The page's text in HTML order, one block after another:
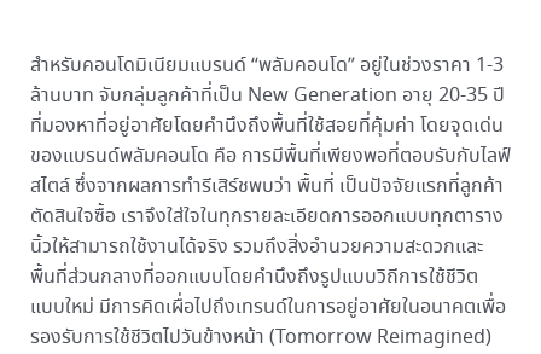
สำหรับคอนโดมิเนียมแบรนด์ “พลัมคอนโด” อยู่ในช่วงราคา 1-3
ล้านบาท จับกลุ่มลูกค้าที่เป็น New Generation อายุ 20-35 ปี
ที่มองหาที่อยู่อาศัยโดยคำนึงถึงพื้นที่ใช้สอยที่คุ้มค่า โดยจุดเด่น
ของแบรนด์พลัมคอนโด คือ การมีพื้นที่เพียงพอที่ตอบรับกับไลฟ์
สไตล์ ซึ่งจากผลการทำรีเสิร์ชพบว่า พื้นที่ เป็นปัจจัยแรกที่ลูกค้า
ตัดสินใจซื้อ เราจึงใส่ใจในทุกรายละเอียดการออกแบบทุกตาราง
นิ้วให้สามารถใช้งานได้จริง รวมถึงสิ่งอำนวยความสะดวกและ
พื้นที่ส่วนกลางที่ออกแบบโดยคำนึงถึงรูปแบบวิถีการใช้ชีวิต
แบบใหม่ มีการคิดเผื่อไปถึงเทรนด์ในการอยู่อาศัยในอนาคตเพื่อ
รองรับการใช้ชีวิตไปวันข้างหน้า (Tomorrow Reimagined)